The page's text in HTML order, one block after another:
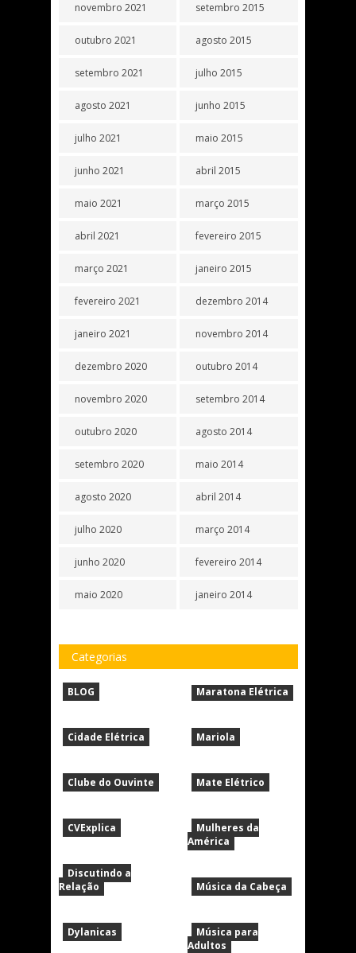
novembro 2021
outubro 2021
setembro 2021
agosto 2021
julho 2021
junho 2021
maio 2021
abril 2021
março 2021
fevereiro 2021
janeiro 2021
dezembro 2020
novembro 2020
outubro 2020
setembro 2020
agosto 2020
julho 2020
junho 2020
maio 2020
setembro 2015
agosto 2015
julho 2015
junho 2015
maio 2015
abril 2015
março 2015
fevereiro 2015
janeiro 2015
dezembro 2014
novembro 2014
outubro 2014
setembro 2014
agosto 2014
maio 2014
abril 2014
março 2014
fevereiro 2014
janeiro 2014
Categorias
BLOG
Cidade Elétrica
Clube do Ouvinte
CVExplica
Discutindo a
Relação
Dylanicas
Maratona Elétrica
Mariola
Mate Elétrico
Mulheres da
América
Música da Cabeça
Música para
Adultos